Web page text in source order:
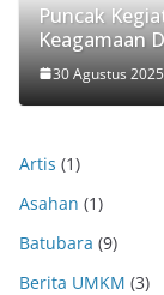
Puncak
Keagamaan
30 Agustus 2025
Artis (1)
Asahan (1)
Batubara (9)
Berita UMKM (3)